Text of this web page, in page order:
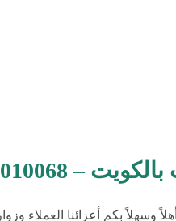
– 96010068
وسهلاً بكم أعزائنا العملاء